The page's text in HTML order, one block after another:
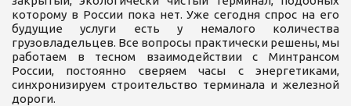
которому в России пока нет. Уже сегодня спрос на его
будущие услуги есть у немалого количества
грузовладельцев. Все вопросы практически решены, мы
работаем в тесном взаимодействии с Минтрансом
России, постоянно сверяем часы с энергетиками,
синхронизируем строительство терминала и железной
дороги.